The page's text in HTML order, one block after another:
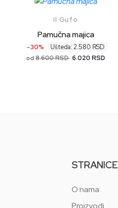
Il Gufo
Pamučna majica
-30% Ušteda: 2.580 RSD
od 8.600 RSD 6.020 RSD
STRANICE
O nama
Proizvodi